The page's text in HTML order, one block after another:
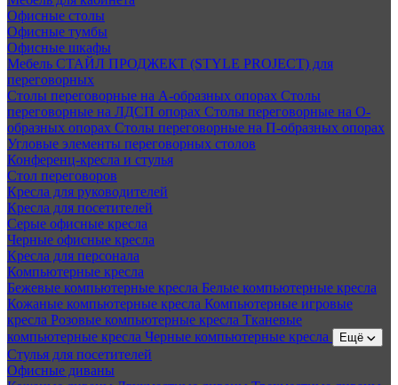
Офисные столы
Офисные тумбы
Офисные шкафы
Мебель СТАЙЛ ПРОДЖЕКТ (STYLE PROJECT) для
переговорных
Столы переговорные на А-образных опорах Столы
переговорные на ЛДСП опорах Столы переговорные на О-
образных опорах Столы переговорные на П-образных опорах
Угловые элементы переговорных столов
Конференц-кресла и стулья
Стол переговоров
Кресла для руководителей
Кресла для посетителей
Серые офисные кресла
Черные офисные кресла
Кресла для персонала
Компьютерные кресла
Бежевые компьютерные кресла Белые компьютерные кресла
Кожаные компьютерные кресла Компьютерные игровые
кресла Розовые компьютерные кресла Тканевые
компьютерные кресла Черные компьютерные кресла Ещё
Стулья для посетителей
Офисные диваны